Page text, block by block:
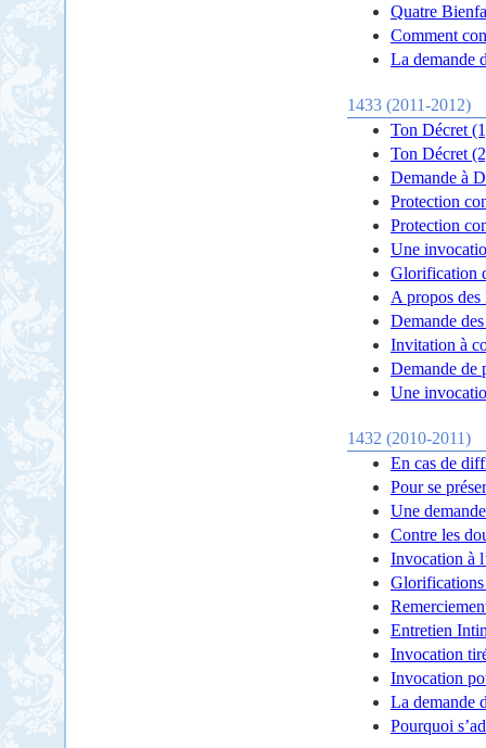
Quatre
Comment
La demande
1433 (2011-2012)
Ton Décret
Ton Décret
Demande à
Protection
Protection
Une
Glorification
A propos des
Demande
Invitation à
Demande de
Une
1432 (2010-2011)
En cas de
Pour se
Une
Contre les
Invocation à
Entretien
Invocation
Invocation
La demande
Pourquoi